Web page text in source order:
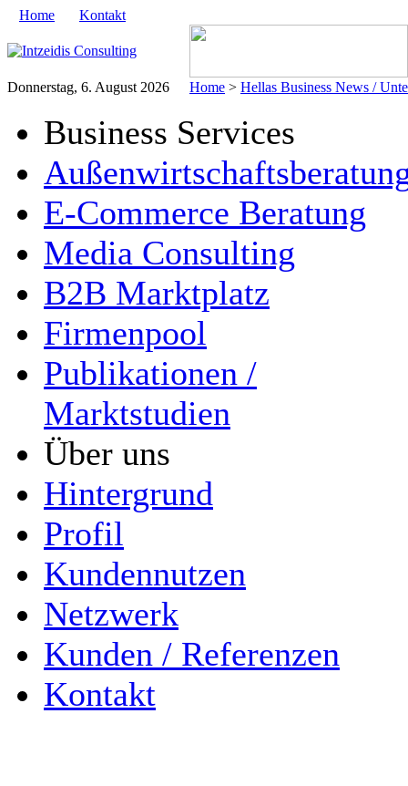
Home Kontakt
Donnerstag, 6. August 2026 Home > Hellas Business News /
Business Services
E-Commerce Beratung
Media Consulting
B2B Marktplatz
Firmenpool
Publikationen /
Marktstudien
Über uns
Hintergrund
Profil
Kundennutzen
Netzwerk
Kunden / Referenzen
Kontakt